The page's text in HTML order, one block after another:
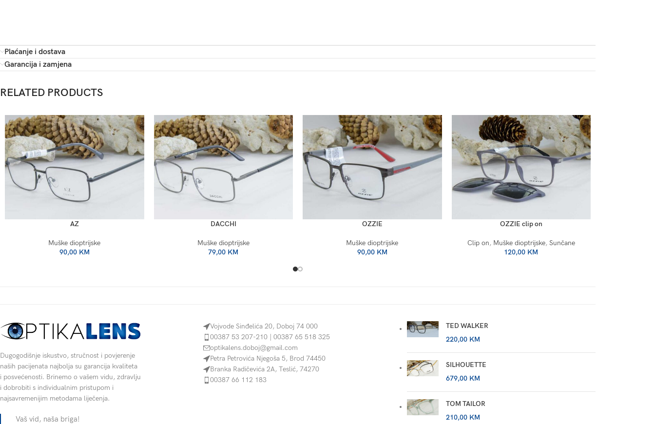
Plaćanje i dostava
Garancija i zamjena
RELATED PRODUCTS
AZ
Muške dioptrijske
90,00 KM
DACCHI
Muške dioptrijske
79,00 KM
OZZIE
Muške dioptrijske
90,00 KM
OZZIE clip on
Clip on, Muške dioptrijske, Sunčane
120,00 KM
Dugogodišnje iskustvo, stručnost i povjerenje
naših pacijenata najbolja su garancija kvaliteta
i posvećenosti. Brinemo o vašem vidu, zdravlju
i dobrobiti s individualnim pristupom i
najsavremenijim metodama liječenja.
Vaš vid, naša briga!
Vojvode Sinđelića 20, Doboj 74 000
00387 53 207-210 | 00387 65 518 325
optikalens.doboj@gmail.com
Petra Petrovića Njegoša 5, Brod 74450
Branka Radičevića 2A, Teslić, 74270
00387 66 112 183
TED WALKER
220,00 KM
SILHOUETTE
679,00 KM
TOM TAILOR
210,00 KM